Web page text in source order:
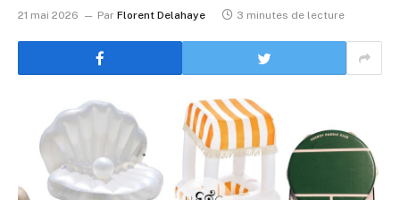
21 mai 2026 Par Florent Delahaye 3 minutes de lecture